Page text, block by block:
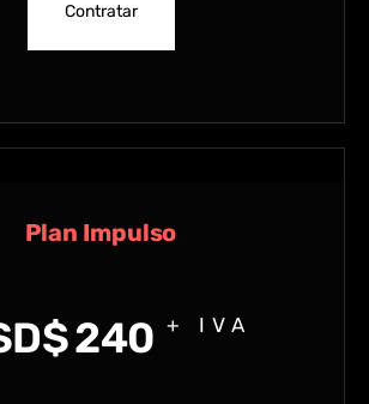
Contratar
Plan Impulso
240 + IVA